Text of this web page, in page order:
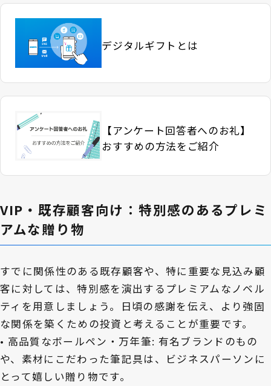
デジタルギフトとは
【アンケート回答者へのお礼】
おすすめの方法をご紹介
VIP・既存顧客向け：特別感のあるプレミ
アムな贈り物
すでに関係性のある既存顧客や、特に重要な見込み顧
客に対しては、特別感を演出するプレミアムなノベル
ティを用意しましょう。日頃の感謝を伝え、より強固
な関係を築くための投資と考えることが重要です。
• 高品質なボールペン・万年筆: 有名ブランドのもの
や、素材にこだわった筆記具は、ビジネスパーソンに
とって嬉しい贈り物です。